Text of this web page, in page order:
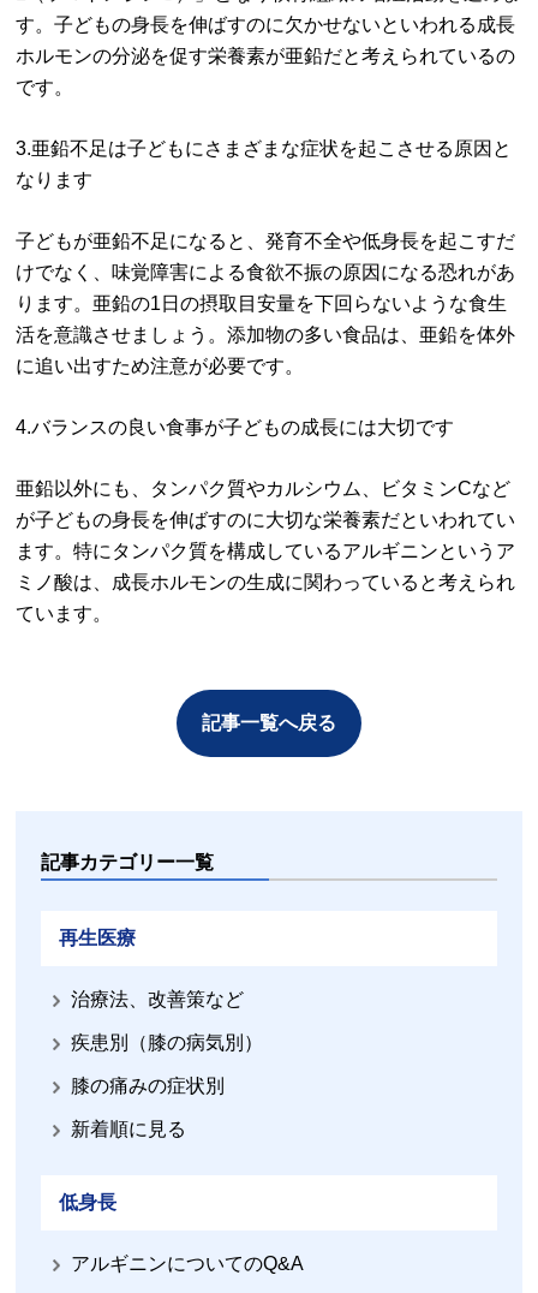
す。子どもの身長を伸ばすのに欠かせないといわれる成長
ホルモンの分泌を促す栄養素が亜鉛だと考えられているの
です。
3.亜鉛不足は子どもにさまざまな症状を起こさせる原因と
なります
子どもが亜鉛不足になると、発育不全や低身長を起こすだ
けでなく、味覚障害による食欲不振の原因になる恐れがあ
ります。亜鉛の1日の摂取目安量を下回らないような食生
活を意識させましょう。添加物の多い食品は、亜鉛を体外
に追い出すため注意が必要です。
4.バランスの良い食事が子どもの成長には大切です
亜鉛以外にも、タンパク質やカルシウム、ビタミンCなど
が子どもの身長を伸ばすのに大切な栄養素だといわれてい
ます。特にタンパク質を構成しているアルギニンというア
ミノ酸は、成長ホルモンの生成に関わっていると考えられ
ています。
記事一覧へ戻る
記事カテゴリー一覧
再生医療
治療法、改善策など
疾患別（膝の病気別）
膝の痛みの症状別
新着順に見る
低身長
アルギニンについてのQ&A